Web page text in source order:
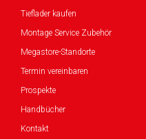
Tieflader kaufen
Montage Service Zubehör
Megastore-Standorte
Termin vereinbaren
Prospekte
Handbücher
Kontakt